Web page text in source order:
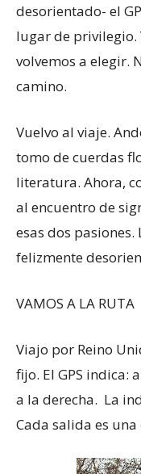
desorientado- el
lugar de privilegio.
volvemos a elegir.
camino.
Vuelvo al viaje.
tomo de cuerdas
literatura. Ahora,
al encuentro de
esas dos pasiones.
felizmente
VAMOS A LA RUTA
Viajo por Reino
fijo. El GPS indica:
a la derecha. La
Cada salida es